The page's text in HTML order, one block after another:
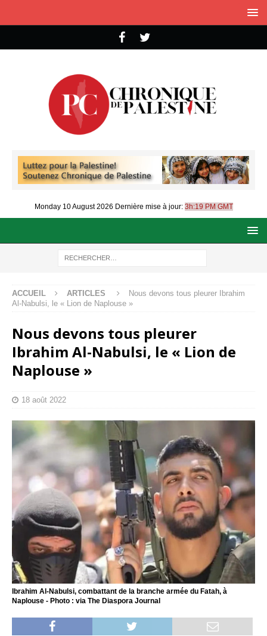
Monday 10 August 2026 Dernière mise à jour: 3h:19 PM GMT
ACCUEIL ARTICLES
Nous devons tous pleurer Ibrahim
Al-Nabulsi, le « Lion de Naplouse »
Nous devons tous pleurer
Ibrahim Al-Nabulsi, le « Lion de
Naplouse »
18 août 2022
Ibrahim Al-Nabulsi, combattant de la branche armée du Fatah, à
Naplouse - Photo : via The Diaspora Journal